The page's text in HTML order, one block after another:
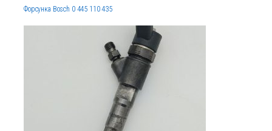
Форсунка Bosch 0 445 110 435